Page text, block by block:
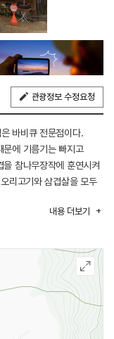
관광정보 수정요청
바비큐 전문점이다.
문에 기름기는 빠지고
참나무장작에 훈연시켜
리고기와 삼겹살을 모두
내용 더보기